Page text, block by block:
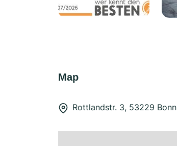
Map
Rottlandstr. 3, 53229 Bonn